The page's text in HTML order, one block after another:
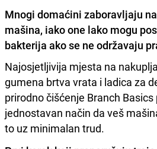
Mnogi domaćini zaboravljaju
mašina, iako one lako mogu
bakterija ako se ne održavaju
Najosjetljivija mjesta na
gumena brtva vrata i ladica za
prirodno čišćenje Branch Basics
jednostavan način da veš
to uz minimalan trud.